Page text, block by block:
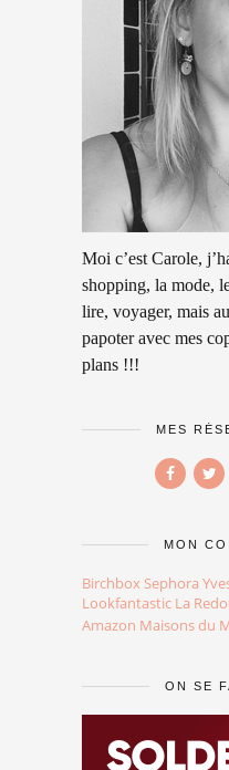
Moi c’est Carole,
shopping, la mode,
lire, voyager, mais
papoter avec mes
plans !!!
MES
MON
Birchbox Sephora
Lookfantastic La
Amazon Maisons du
ON SE